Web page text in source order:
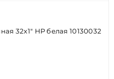
32х1" НР белая 10130032